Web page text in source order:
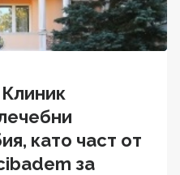
като част от
за